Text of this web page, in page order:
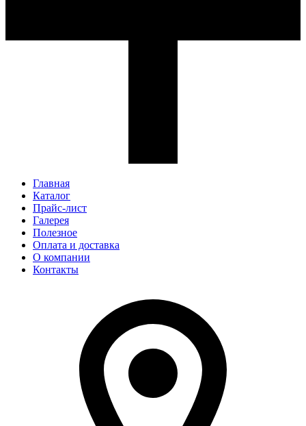
Главная
Каталог
Прайс-лист
Галерея
Полезное
Оплата и доставка
О компании
Контакты